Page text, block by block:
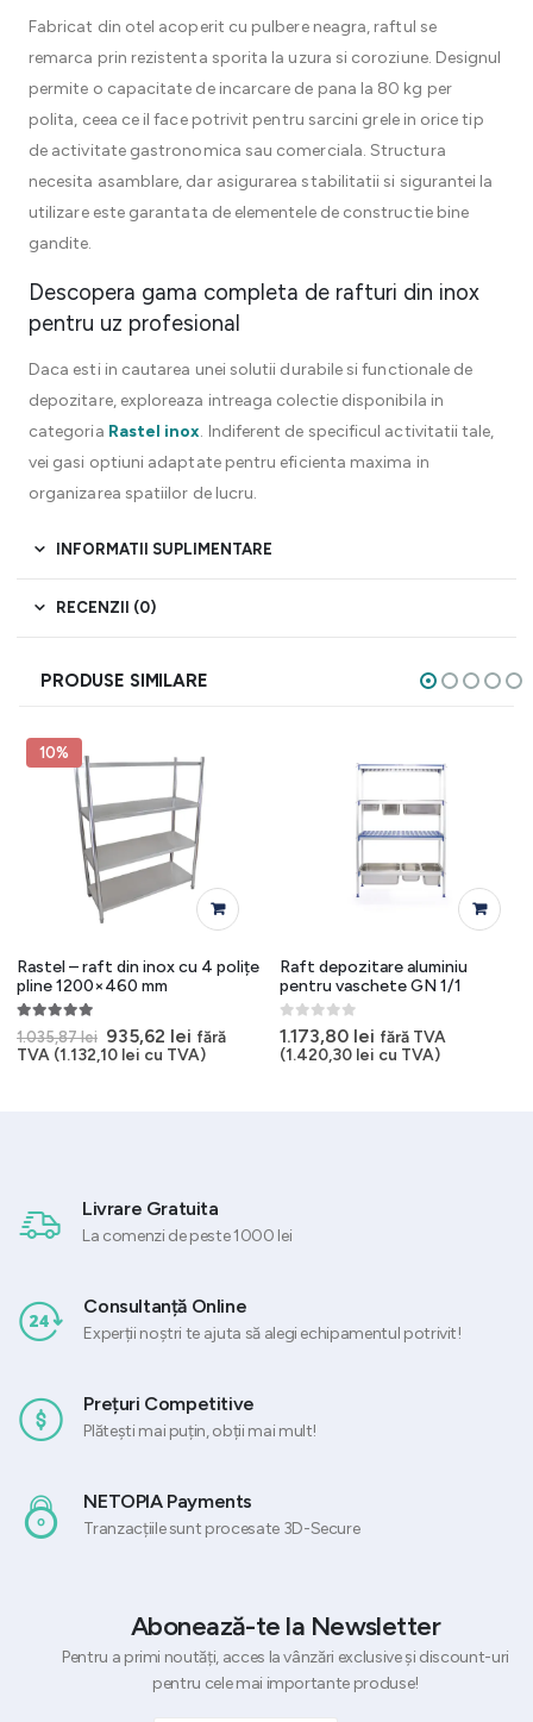
Fabricat din otel acoperit cu pulbere neagra, raftul se
remarca prin rezistenta sporita la uzura si coroziune. Designul
permite o capacitate de incarcare de pana la 80 kg per
polita, ceea ce il face potrivit pentru sarcini grele in orice tip
de activitate gastronomica sau comerciala. Structura
necesita asamblare, dar asigurarea stabilitatii si sigurantei la
utilizare este garantata de elementele de constructie bine
gandite.
Descopera gama completa de rafturi din inox
pentru uz profesional
Daca esti in cautarea unei solutii durabile si functionale de
depozitare, exploreaza intreaga colectie disponibila in
categoria Rastel inox. Indiferent de specificul activitatii tale,
vei gasi optiuni adaptate pentru eficienta maxima in
organizarea spatiilor de lucru.
INFORMATII SUPLIMENTARE
RECENZII (0)
PRODUSE SIMILARE
10%
Rastel – raft din inox cu 4 polițe
pline 1200×460 mm
5.00 out of 5
1.035,87lei Prețul
inițial
935,62 leiPrețul
curent
fără
TVA (1.132,10 lei cu TVA)
Raft depozitare aluminiu
pentru vaschete GN 1/1
0 out of 5
1.173,80 lei fără TVA
(1.420,30 lei cu TVA)
Livrare Gratuita
La comenzi de peste 1000 lei
Consultanță Online
Experții noștri te ajuta să alegi echipamentul potrivit!
Prețuri Competitive
Plătești mai puțin, obții mai mult!
NETOPIA Payments
Tranzacțiile sunt procesate 3D-Secure
Abonează-te la Newsletter
Pentru a primi noutăți, acces la vânzări exclusive și discount-uri
pentru cele mai importante produse!